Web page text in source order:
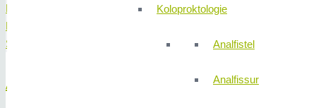
Koloproktologie
Analfistel
Analfissur
Leber
Magen
Schilddrüse
Allgemeine Chirurgie